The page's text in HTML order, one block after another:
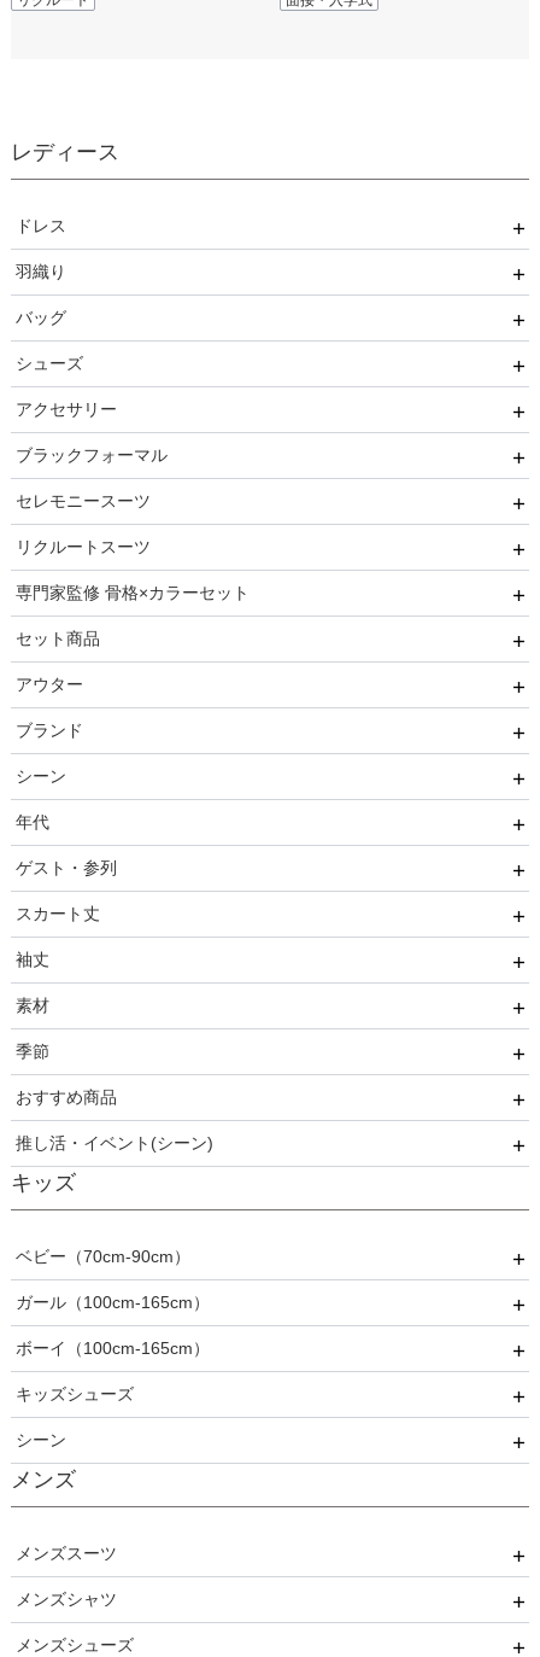
レディース
ドレス
ワンピース
パンツ
セットアップ
オールインワン
ブライズメイド
ルルティオリジナル
マザードレス
羽織り
ボレロ
ショール
ジャケット
カーディガン
その他
バッグ
サブバッグ
クラッチバッグ
ハンドバッグ
持ち手あり
持ち手なし
シューズ
ヒール
ストラップ付き
フラット
アクセサリー
ネックレス
ヘアーアクセサリー
イヤリング
ベルト
その他
ブレスレット
ブラックフォーマル
ブラックフォーマル
小物セット
セレモニースーツ
セレモニースーツ
セレモニー小物
リクルートスーツ
リクルートスーツセット
専門家監修 骨格×カラーセット
推しに会う日はこれ♡
高級レストランにぴったり！洗練された夜の装い
初めての結婚式参列はこれで間違いない！
ご親族・マザードレス風
同窓会に着ていきたい憧れドレスはこれ♡
ワンランク上を叶える謝恩会ドレス
好印象セレモニーコーデ 初めての卒園式もこれ一着で安心
♡
セット商品
8点セット(ドレス＋小物7点)
6点セット(ドレス＋小物5点)
4点セット（ドレス＋小物3点）
アウター
ファー
ジャケット
コート
ブランド
AIMER
CELFORD
FRAY I.D
SNIDEL
kaene
Phase Eight
REWAKES
シーン
結婚式・パーティ
成人式・同窓会
入卒・セレモニー
食事・挨拶
仏事
面接・入学式
年代
20代
30代
40代
50代
60代以上
ゲスト・参列
友人
親族
いとこ
職場
スカート丈
ミニ・ショート・膝上
膝丈
ミモレ丈・ひざ下
ロング
袖丈
袖あり
ノースリーブ
半袖
5分丈・7分丈
長袖
素材
レース・チュール
刺繍
ビジュー・スパンコール
フリル
ベロア
季節
春
夏
秋
オールシーズン
おすすめ商品
おすすめ商品
推し活・イベント(シーン)
推し活・イベント
キッズ
ベビー（70cm-90cm）
ドレス
スーツ
カジュアル
ガール（100cm-165cm）
フォーマル
ドレス
ボーイ（100cm-165cm）
スーツ
その他衣装
キッズシューズ
ローファー
キッズパンプス
シーン
結婚式
入学式
卒園式
メンズ
メンズスーツ
パーティー
ブラックフォーマル
メンズシャツ
ネクタイ用
メンズシューズ